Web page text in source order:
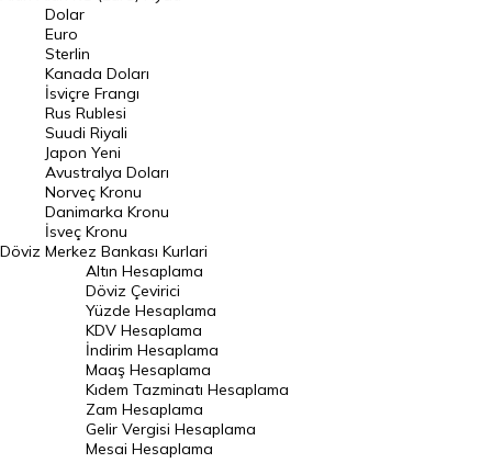
Euro Kuru
Pound Kuru
Frank Kuru
Riyal Kuru
Avustralya Doları
Danimarka Kronu Kuru
Kanada Doları Kuru
Norveç Kronu Kuru
İsveç Kronu Kuru
Japon Yeni Kuru
Serbest Piyasa Döviz Kurları
Merkez Bankası Döviz Kurları
Döviz
Dolar
Euro
Sterlin
Kanada Doları
İsviçre Frangı
Rus Rublesi
Suudi Riyali
Japon Yeni
Avustralya Doları
Norveç Kronu
Danimarka Kronu
İsveç Kronu
Merkez Bankası Kurlari
Altın Hesaplama
Döviz Çevirici
Yüzde Hesaplama
KDV Hesaplama
İndirim Hesaplama
Maaş Hesaplama
Kıdem Tazminatı Hesaplama
Zam Hesaplama
Gelir Vergisi Hesaplama
Mesai Hesaplama